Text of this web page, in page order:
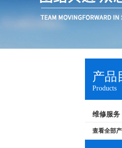
产品
Products
维修服务
查看全部